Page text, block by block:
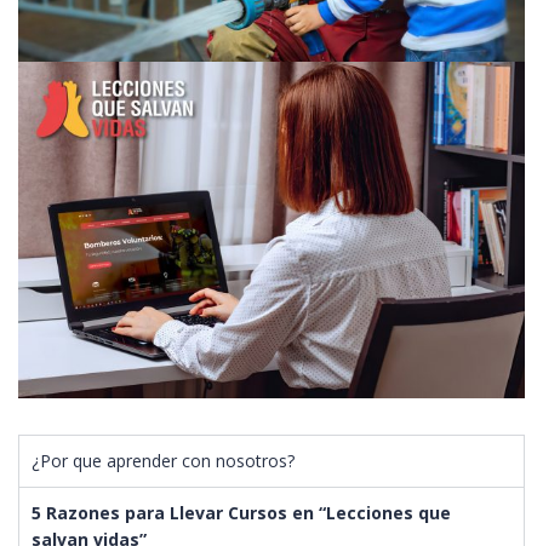
¿Por que aprender con nosotros?
5 Razones para Llevar Cursos en “Lecciones que
salvan vidas”